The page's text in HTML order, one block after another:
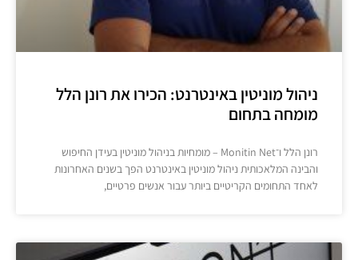
ניהול מוניטין באינטרנט: הכירו את רונן הלל
מומחה בתחום
רונן הלל ו־Monitin Net – מומחיות בניהול מוניטין בעידן החיפוש
והבינה המלאכותית ניהול מוניטין באינטרנט הפך בשנים האחרונות
לאחד התחומים הקריטיים ביותר עבור אנשים פרטיים,